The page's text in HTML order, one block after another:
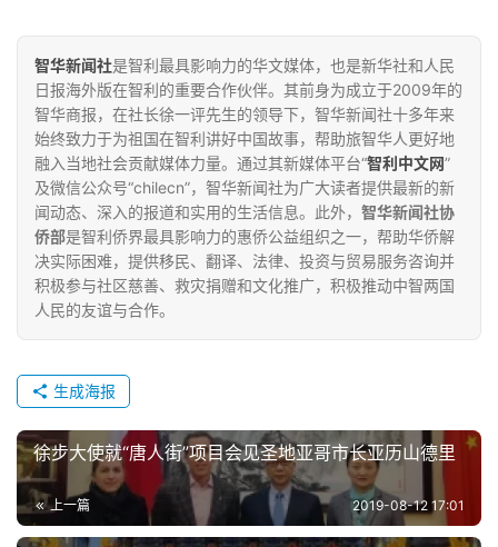
智华新闻社是智利最具影响力的华文媒体，也是新华社和人民
日报海外版在智利的重要合作伙伴。其前身为成立于2009年的
智华商报，在社长徐一评先生的领导下，智华新闻社十多年来
始终致力于为祖国在智利讲好中国故事，帮助旅智华人更好地
融入当地社会贡献媒体力量。通过其新媒体平台“智利中文网”
及微信公众号“chilecn”，智华新闻社为广大读者提供最新的新
闻动态、深入的报道和实用的生活信息。此外， 智华新闻社协
侨部是智利侨界最具影响力的惠侨公益组织之一，帮助华侨解
决实际困难，提供移民、翻译、法律、投资与贸易服务咨询并
积极参与社区慈善、救灾捐赠和文化推广，积极推动中智两国
人民的友谊与合作。
生成海报
徐步大使就“唐人街”项目会见圣地亚哥市长亚历山德里
上一篇 2019-08-12 17:01